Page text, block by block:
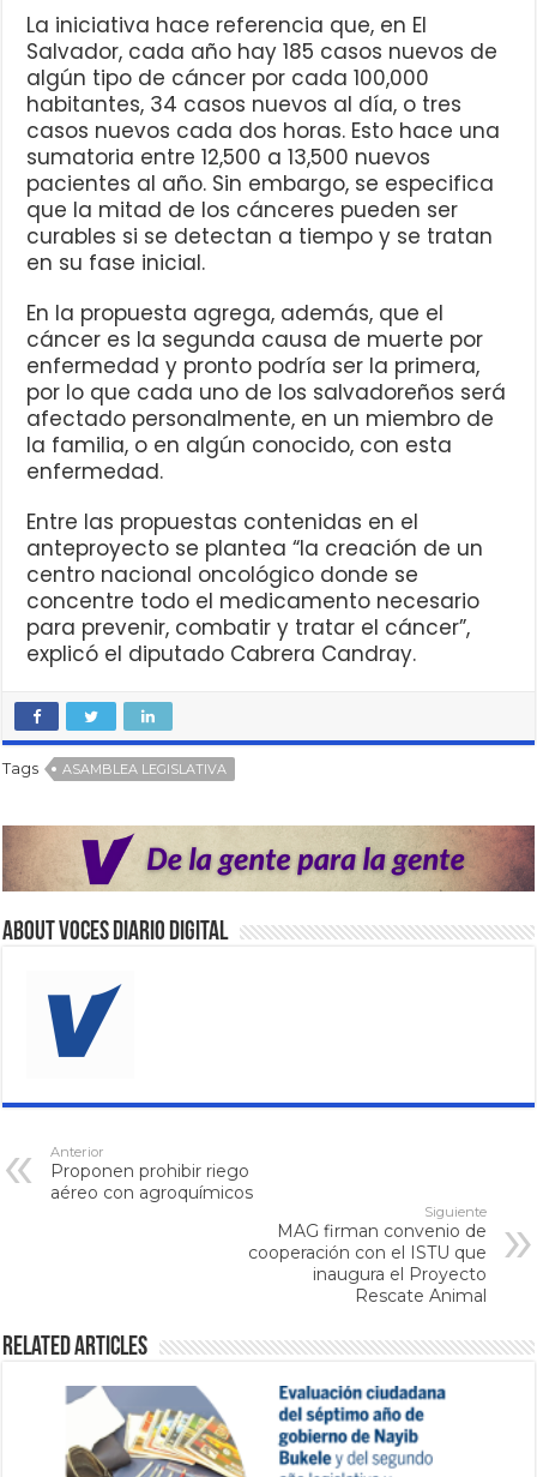
La iniciativa hace referencia que, en El
Salvador, cada año hay 185 casos nuevos de
algún tipo de cáncer por cada 100,000
habitantes, 34 casos nuevos al día, o tres
casos nuevos cada dos horas. Esto hace una
sumatoria entre 12,500 a 13,500 nuevos
pacientes al año. Sin embargo, se especifica
que la mitad de los cánceres pueden ser
curables si se detectan a tiempo y se tratan
en su fase inicial.
En la propuesta agrega, además, que el
cáncer es la segunda causa de muerte por
enfermedad y pronto podría ser la primera,
por lo que cada uno de los salvadoreños será
afectado personalmente, en un miembro de
la familia, o en algún conocido, con esta
enfermedad.
Entre las propuestas contenidas en el
anteproyecto se plantea “la creación de un
centro nacional oncológico donde se
concentre todo el medicamento necesario
para prevenir, combatir y tratar el cáncer”,
explicó el diputado Cabrera Candray.
Tags ASAMBLEA LEGISLATIVA
About VOCES Diario digital
Anterior
Proponen prohibir riego
aéreo con agroquímicos
Siguiente
MAG firman convenio de
cooperación con el ISTU que
inaugura el Proyecto
Rescate Animal
Related Articles